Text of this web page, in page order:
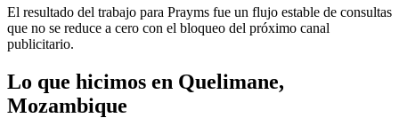
El resultado del trabajo para Prayms fue un flujo estable de consultas
que no se reduce a cero con el bloqueo del próximo canal
publicitario.
Lo que hicimos en Quelimane,
Mozambique